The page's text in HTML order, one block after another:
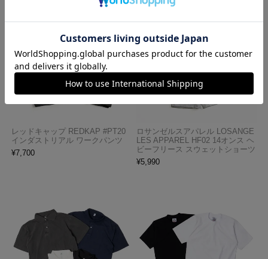
レッドキャップ REDKAP #PT20
インダストリアル ワークパンツ
¥7,700
ロサンゼルスアパレル LOSANGE
LES APPAREL HF02 14オンス ヘ
ビーフリース スウェットショーツ
¥5,990